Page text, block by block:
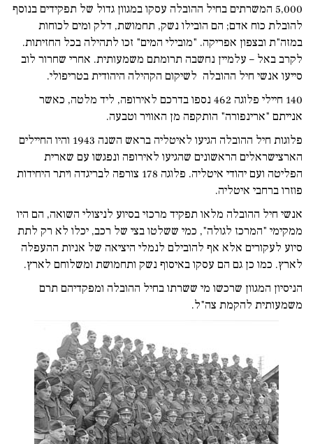
5,000 המשרתים בחיל ההובלה עסקו במגוון גדול של תפקידים בנוסף
להובלת כוח אדם; הם הובילו נשק, תחמושת, דלק ומים לכוחות
במזה"ת ובצפון אפריקה. "מובילי המים" זכו לתהילה בכל החזיתות.
לקרב באל – עלמיין נחשבה תרומתם משמעותית. אחרי שחרור לוב
סייעו אנשי חיל ההובלה לשיקום הקהילה היהודית בטריפולי.
140 חיילי פלוגה 462 נספו בדרכם לאירופה, ליד מלטה, כאשר
אנייתם "ארינפורה" הותקפה מן האוויר וטבעה.
פלוגות חיל ההובלה הגיעו לאיטליה בראש השנה 1943 והיו החיילים
הארצישראלים הראשונים שהגיעו לאירופה ונפגשו עם שארית
הפליטה ועם יהודי איטליה. פלוגה 178 צורפה לבריגדה ויתר היחידות
פוזרו ברחבי איטליה.
אנשי חיל ההובלה מלאו תפקיד מרכזי בסיוע לניצולי השואה, הם היו
ממקימי "המרכז לגולה", כמי ששלטו בצי של רכב, יכלו לא רק לתת
סיוע לעקורים אלא אף להובילם לנמלי היציאה של אניות ההעפלה
לארץ. כמו כן גם הם עסקו באיסוף נשק ותחמושת ומשלוחם לארץ.
הניסיון המגוון שרכשו מי ששרתו בחיל ההובלה ומפקדיהם תרם
משמעותית להקמת צה"ל.